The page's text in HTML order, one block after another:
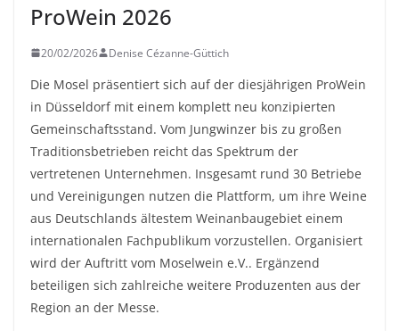
ProWein 2026
20/02/2026 Denise Cézanne-Güttich
Die Mosel präsentiert sich auf der diesjährigen ProWein
in Düsseldorf mit einem komplett neu konzipierten
Gemeinschaftsstand. Vom Jungwinzer bis zu großen
Traditionsbetrieben reicht das Spektrum der
vertretenen Unternehmen. Insgesamt rund 30 Betriebe
und Vereinigungen nutzen die Plattform, um ihre Weine
aus Deutschlands ältestem Weinanbaugebiet einem
internationalen Fachpublikum vorzustellen. Organisiert
wird der Auftritt vom Moselwein e.V.. Ergänzend
beteiligen sich zahlreiche weitere Produzenten aus der
Region an der Messe.